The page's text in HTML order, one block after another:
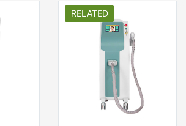
RELATED